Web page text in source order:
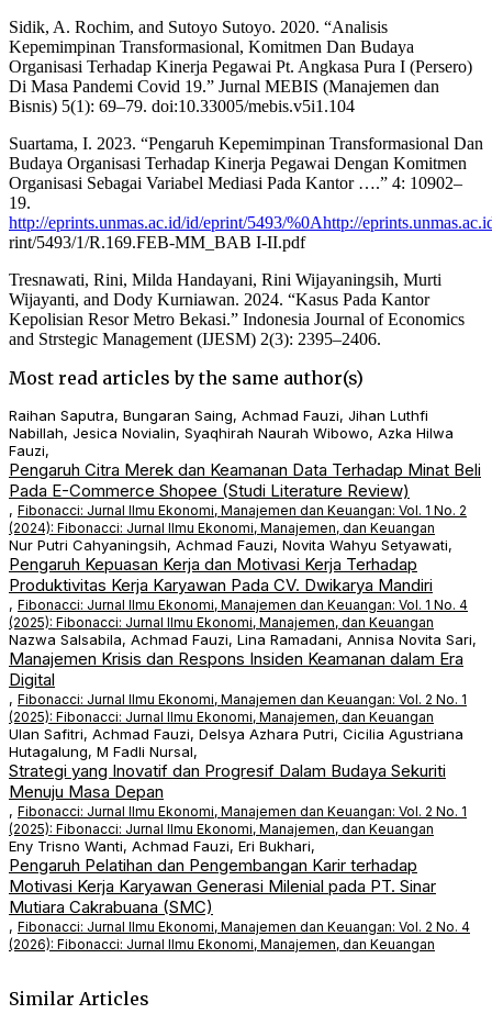
Sidik, A. Rochim, and Sutoyo Sutoyo. 2020. “Analisis
Kepemimpinan Transformasional, Komitmen Dan Budaya
Organisasi Terhadap Kinerja Pegawai Pt. Angkasa Pura I (Persero)
Di Masa Pandemi Covid 19.” Jurnal MEBIS (Manajemen dan
Bisnis) 5(1): 69–79. doi:10.33005/mebis.v5i1.104
Suartama, I. 2023. “Pengaruh Kepemimpinan Transformasional Dan
Budaya Organisasi Terhadap Kinerja Pegawai Dengan Komitmen
Organisasi Sebagai Variabel Mediasi Pada Kantor ….” 4: 10902–
19.
http://eprints.unmas.ac.id/id/eprint/5493/%0Ahttp://
rint/5493/1/R.169.FEB-MM_BAB I-II.pdf
Tresnawati, Rini, Milda Handayani, Rini Wijayaningsih, Murti
Wijayanti, and Dody Kurniawan. 2024. “Kasus Pada Kantor
Kepolisian Resor Metro Bekasi.” Indonesia Journal of Economics
and Strstegic Management (IJESM) 2(3): 2395–2406.
Most read articles by the same author(s)
Raihan Saputra, Bungaran Saing, Achmad Fauzi, Jihan Luthfi
Nabillah, Jesica Novialin, Syaqhirah Naurah Wibowo, Azka Hilwa
Fauzi,
Pengaruh Citra Merek dan Keamanan Data Terhadap Minat Beli
Pada E-Commerce Shopee (Studi Literature Review)
, Fibonacci: Jurnal Ilmu Ekonomi, Manajemen dan Keuangan: Vol. 1 No. 2
(2024): Fibonacci: Jurnal Ilmu Ekonomi, Manajemen, dan Keuangan
Nur Putri Cahyaningsih, Achmad Fauzi, Novita Wahyu Setyawati,
Pengaruh Kepuasan Kerja dan Motivasi Kerja Terhadap
Produktivitas Kerja Karyawan Pada CV. Dwikarya Mandiri
, Fibonacci: Jurnal Ilmu Ekonomi, Manajemen dan Keuangan: Vol. 1 No. 4
(2025): Fibonacci: Jurnal Ilmu Ekonomi, Manajemen, dan Keuangan
Nazwa Salsabila, Achmad Fauzi, Lina Ramadani, Annisa Novita Sari,
Manajemen Krisis dan Respons Insiden Keamanan dalam Era
Digital
, Fibonacci: Jurnal Ilmu Ekonomi, Manajemen dan Keuangan: Vol. 2 No. 1
(2025): Fibonacci: Jurnal Ilmu Ekonomi, Manajemen, dan Keuangan
Ulan Safitri, Achmad Fauzi, Delsya Azhara Putri, Cicilia Agustriana
Hutagalung, M Fadli Nursal,
Strategi yang Inovatif dan Progresif Dalam Budaya Sekuriti
Menuju Masa Depan
, Fibonacci: Jurnal Ilmu Ekonomi, Manajemen dan Keuangan: Vol. 2 No. 1
(2025): Fibonacci: Jurnal Ilmu Ekonomi, Manajemen, dan Keuangan
Eny Trisno Wanti, Achmad Fauzi, Eri Bukhari,
Pengaruh Pelatihan dan Pengembangan Karir terhadap
Motivasi Kerja Karyawan Generasi Milenial pada PT. Sinar
Mutiara Cakrabuana (SMC)
, Fibonacci: Jurnal Ilmu Ekonomi, Manajemen dan Keuangan: Vol. 2 No. 4
(2026): Fibonacci: Jurnal Ilmu Ekonomi, Manajemen, dan Keuangan
Similar Articles